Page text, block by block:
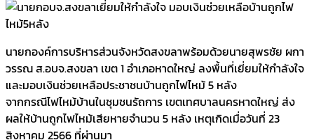
นายกองค์การบริหารส่วนจังหวัดสงขลาพร้อมด้วยนายสุพรชัย ผกา
วรรณ ส.อบจ.สงขลา เขต 1 อำเภอหาดใหญ่ ลงพื้นที่เยี่ยมให้กำลังใจ
และมอบเงินช่วยเหลือประชาชนบ้านถูกไฟไหม้ 5 หลัง
จากกรณีไฟไหม้บ้านในชุมชนรัถการ เขตเทศบาลนครหาดใหญ่ ส่ง
ผลให้บ้านถูกไฟไหม้เสียหายจำนวน 5 หลัง เหตุเกิดเมื่อวันที่ 23
สิงหาคม 2566 ที่ผ่านมา